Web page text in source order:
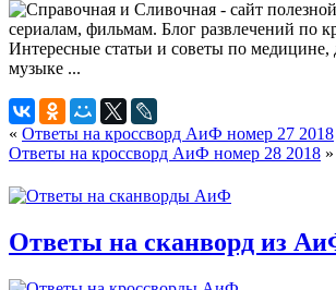
« Ответы на кроссворд АиФ номер 27 2018
Ответы на кроссворд АиФ номер 28 2018 »
Ответы на сканворд из